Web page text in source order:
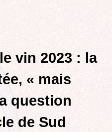
SÉCHERESSE
DIVERSES
ET A COMPLETER
À MÉRIGNAC
L'AÉROPORT DE
vin 2023 : la
« mais
question
de Sud